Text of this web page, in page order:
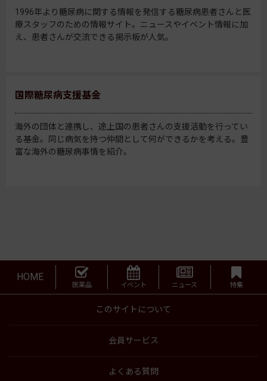
1996年より糖尿病に関する情報を発信する糖尿病患者さんと医
療スタッフのための情報サイト。ニュースやイベント情報に加
え、患者さんが交流できる掲示板が人気。
国際糖尿病支援基金
海外の団体と連携し、途上国の患者さんの支援活動を行ってい
る基金。同じ病気を持つ仲間として何ができるかを考える。豊
富な海外の糖尿病事情を紹介。
HOME
医薬品 イベント ニュース 特集
このサイトについて
会員サービス
よくある質問